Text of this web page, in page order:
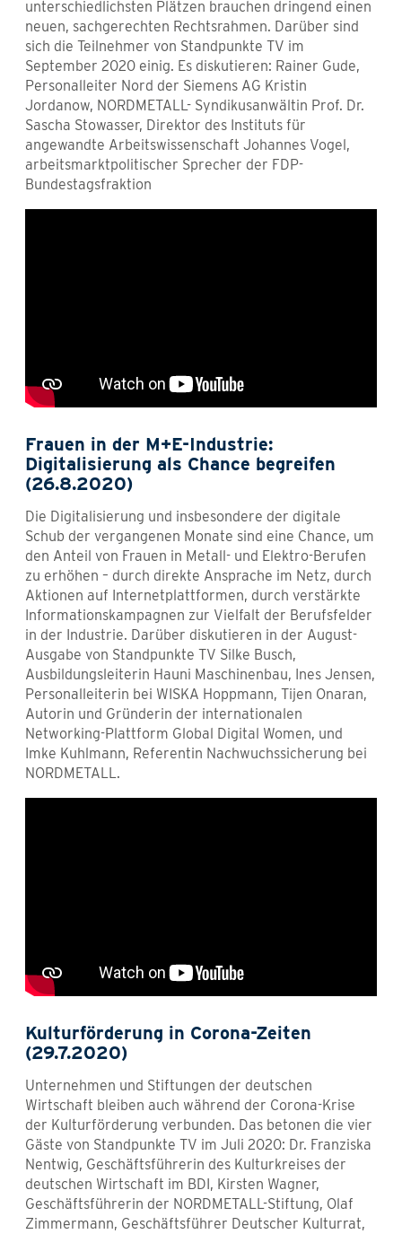
unterschiedlichsten Plätzen brauchen dringend einen
neuen, sachgerechten Rechtsrahmen. Darüber sind
sich die Teilnehmer von Standpunkte TV im
September 2020 einig. Es diskutieren: Rainer Gude,
Personalleiter Nord der Siemens AG Kristin
Jordanow, NORDMETALL- Syndikusanwältin Prof. Dr.
Sascha Stowasser, Direktor des Instituts für
angewandte Arbeitswissenschaft Johannes Vogel,
arbeitsmarktpolitischer Sprecher der FDP-
Bundestagsfraktion
Frauen in der M+E-Industrie:
Digitalisierung als Chance begreifen
(26.8.2020)
Die Digitalisierung und insbesondere der digitale
Schub der vergangenen Monate sind eine Chance, um
den Anteil von Frauen in Metall- und Elektro-Berufen
zu erhöhen – durch direkte Ansprache im Netz, durch
Aktionen auf Internetplattformen, durch verstärkte
Informationskampagnen zur Vielfalt der Berufsfelder
in der Industrie. Darüber diskutieren in der August-
Ausgabe von Standpunkte TV Silke Busch,
Ausbildungsleiterin Hauni Maschinenbau, Ines Jensen,
Personalleiterin bei WISKA Hoppmann, Tijen Onaran,
Autorin und Gründerin der internationalen
Networking-Plattform Global Digital Women, und
Imke Kuhlmann, Referentin Nachwuchssicherung bei
NORDMETALL.
Kulturförderung in Corona-Zeiten
(29.7.2020)
Unternehmen und Stiftungen der deutschen
Wirtschaft bleiben auch während der Corona-Krise
der Kulturförderung verbunden. Das betonen die vier
Gäste von Standpunkte TV im Juli 2020: Dr. Franziska
Nentwig, Geschäftsführerin des Kulturkreises der
deutschen Wirtschaft im BDI, Kirsten Wagner,
Geschäftsführerin der NORDMETALL-Stiftung, Olaf
Zimmermann, Geschäftsführer Deutscher Kulturrat,